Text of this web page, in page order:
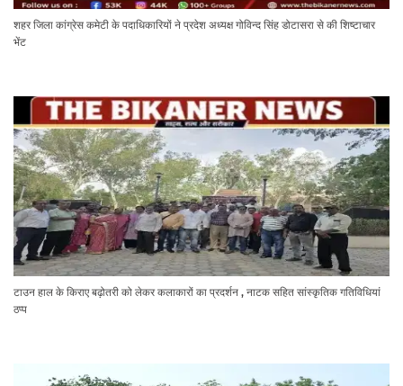
शहर जिला कांग्रेस कमेटी के पदाधिकारियों ने प्रदेश अध्यक्ष गोविन्द सिंह डोटासरा से की शिष्टाचार
भेंट
टाउन हाल के किराए बढ़ोतरी को लेकर कलाकारों का प्रदर्शन , नाटक सहित सांस्कृतिक गतिविधियां
ठप्प